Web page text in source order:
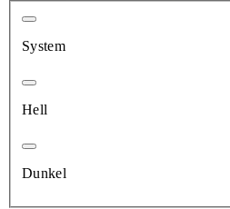
System
Hell
Dunkel